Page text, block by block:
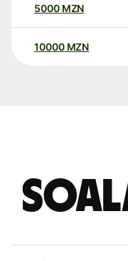
5000 MZN
10000 MZN